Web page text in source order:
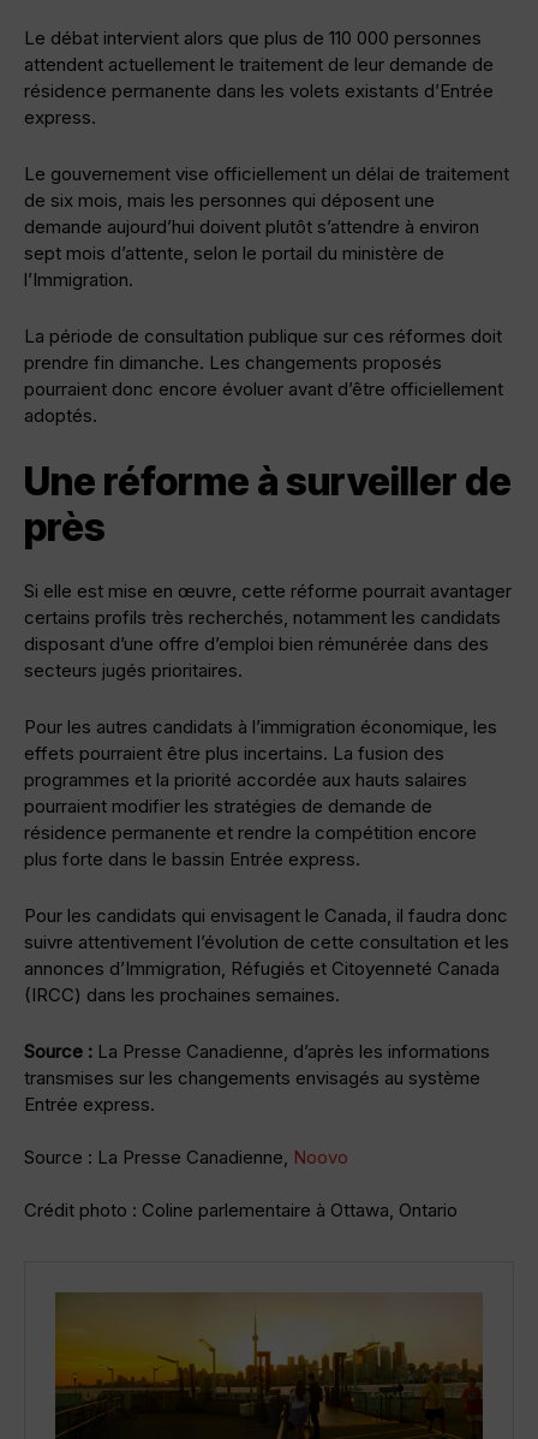
Le débat intervient alors que plus de 110 000 personnes
attendent actuellement le traitement de leur demande de
résidence permanente dans les volets existants d’Entrée
express.
Le gouvernement vise officiellement un délai de traitement
de six mois, mais les personnes qui déposent une
demande aujourd’hui doivent plutôt s’attendre à environ
sept mois d’attente, selon le portail du ministère de
l’Immigration.
La période de consultation publique sur ces réformes doit
prendre fin dimanche. Les changements proposés
pourraient donc encore évoluer avant d’être officiellement
adoptés.
Une réforme à surveiller de
près
Si elle est mise en œuvre, cette réforme pourrait avantager
certains profils très recherchés, notamment les candidats
disposant d’une offre d’emploi bien rémunérée dans des
secteurs jugés prioritaires.
Pour les autres candidats à l’immigration économique, les
effets pourraient être plus incertains. La fusion des
programmes et la priorité accordée aux hauts salaires
pourraient modifier les stratégies de demande de
résidence permanente et rendre la compétition encore
plus forte dans le bassin Entrée express.
Pour les candidats qui envisagent le Canada, il faudra donc
suivre attentivement l’évolution de cette consultation et les
annonces d’Immigration, Réfugiés et Citoyenneté Canada
(IRCC) dans les prochaines semaines.
Source : La Presse Canadienne, d’après les informations
transmises sur les changements envisagés au système
Entrée express.
Source : La Presse Canadienne, Noovo
Crédit photo : Coline parlementaire à Ottawa, Ontario